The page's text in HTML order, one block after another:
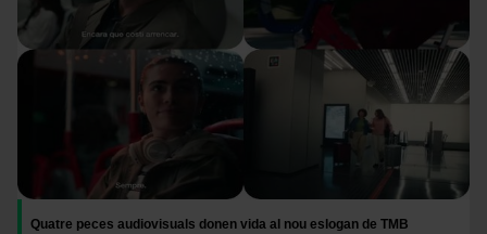
Quatre peces audiovisuals donen vida al nou eslogan de TMB